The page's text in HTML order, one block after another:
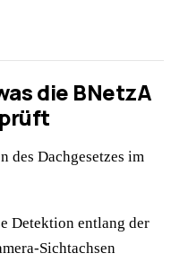
die BNetzA
des Dachgesetzes im
Detektion entlang der
Sichtachsen